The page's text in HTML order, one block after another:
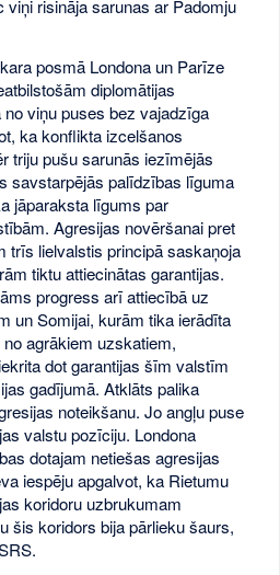
viņi risināja sarunas ar Padomju
posmā Londona un Parīze
diplomātijas
viņu puses bez vajadzīga
ka konflikta izcelšanos
triju pušu sarunās iezīmējās
savstarpējās palīdzības līguma
jāparaksta līgums par
Agresijas novēršanai pret
trīs lielvalstis principā saskaņoja
tiktu attiecinātas garantijas.
progress arī attiecībā uz
un Somijai, kurām tika ierādīta
agrākiem uzskatiem,
dot garantijas šīm valstīm
gadījumā. Atklāts palika
noteikšanu. Jo angļu puse
valstu pozīciju. Londona
dotajam netiešas agresijas
iespēju apgalvot, ka Rietumu
koridoru uzbrukumam
šis koridors bija pārlieku šaurs,